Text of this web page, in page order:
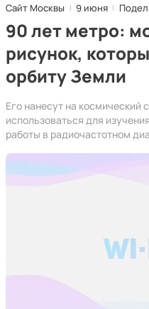
Сайт Москвы 9 июня
90 лет метро:
рисунок,
орбиту Земли
Его нанесут на космический
использоваться для
работы в радиочастотном